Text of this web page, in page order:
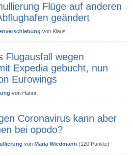
Flüge auf anderen
geändert
von Klaus
Flugausfall wegen
Expedia gebucht, nun
Eurowings
von Hanni
Coronavirus kann aber
bei opodo?
vonMaria Wiedmann (120 Punkte)